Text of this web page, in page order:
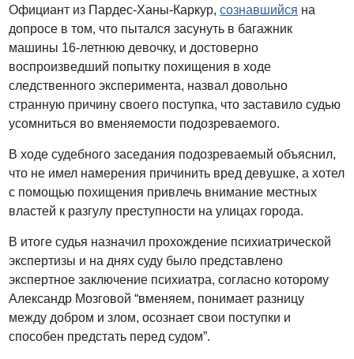
Официант из Пардес-Ханы-Каркур,сознавшийся на
допросе в том, что пытался засунуть в багажник
машины 16-летнюю девочку, и достоверно
воспроизведший попытку похищения в ходе
следственного эксперимента, назвал довольно
странную причину своего поступка, что заставило судью
усомниться во вменяемости подозреваемого.
В ходе судебного заседания подозреваемый объяснил,
что не имел намерения причинить вред девушке, а хотел
с помощью похищения привлечь внимание местных
властей к разгулу преступности на улицах города.
В итоге судья назначил прохождение психиатрической
экспертизы и на днях суду было представлено
экспертное заключение психиатра, согласно которому
Александр Мозговой “вменяем, понимает разницу
между добром и злом, осознает свои поступки и
способен предстать перед судом”.